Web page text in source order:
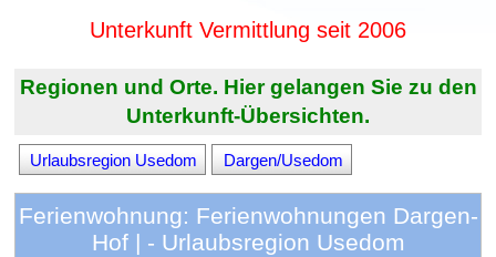
Unterkunft Vermittlung seit 2006
Regionen und Orte. Hier gelangen Sie zu den
Unterkunft-Übersichten.
Urlaubsregion Usedom Dargen/Usedom
Ferienwohnung: Ferienwohnungen Dargen-
Hof | - Urlaubsregion Usedom